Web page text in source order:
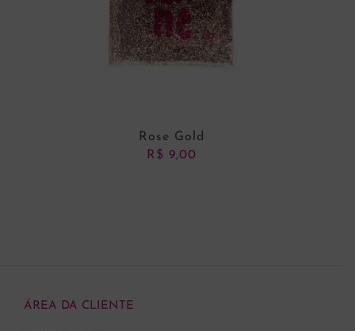
Rose Gold
R$ 9,00
ÁREA DA CLIENTE